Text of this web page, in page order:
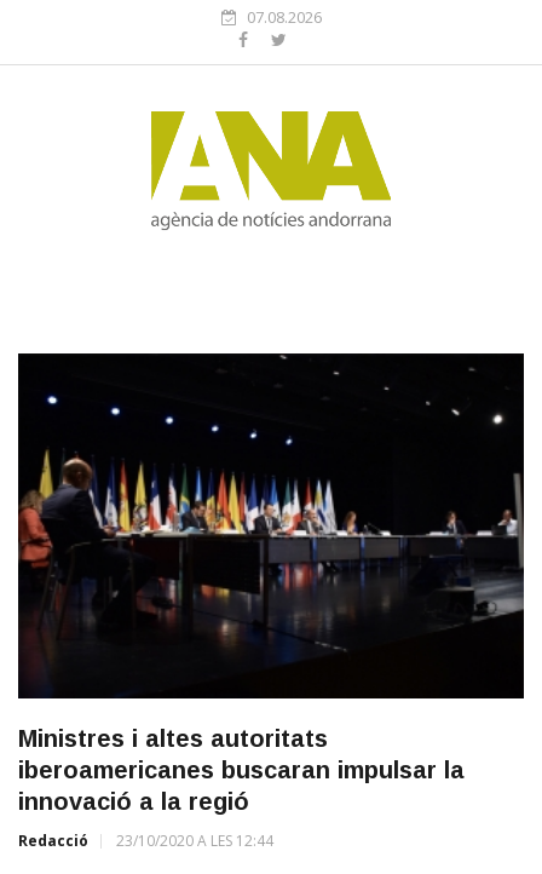
07.08.2026
Ministres i altes autoritats
iberoamericanes buscaran impulsar la
innovació a la regió
Redacció 23/10/2020 A LES 12:44